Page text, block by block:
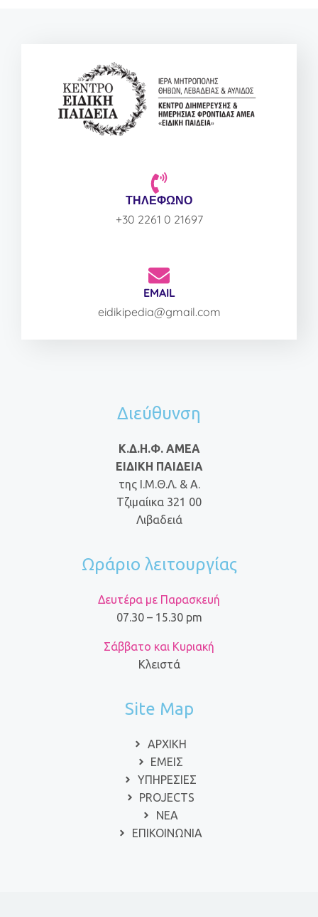
ΤΗΛΕΦΩΝΟ
+30 2261 0 21697
EMAIL
eidikipedia@gmail.com
Διεύθυνση
Κ.Δ.Η.Φ. ΑΜΕΑ
ΕΙΔΙΚΗ ΠΑΙΔΕΙΑ
της Ι.Μ.Θ.Λ. & Α.
Τζιμαίικα 321 00
Λιβαδειά
Ωράριο λειτουργίας
Δευτέρα με Παρασκευή
07.30 – 15.30 pm
Σάββατο και Κυριακή
Κλειστά
Site Map
ΑΡΧΙΚΗ
ΕΜΕΙΣ
ΥΠΗΡΕΣΙΕΣ
PROJECTS
ΝΕΑ
ΕΠΙΚΟΙΝΩΝΙΑ